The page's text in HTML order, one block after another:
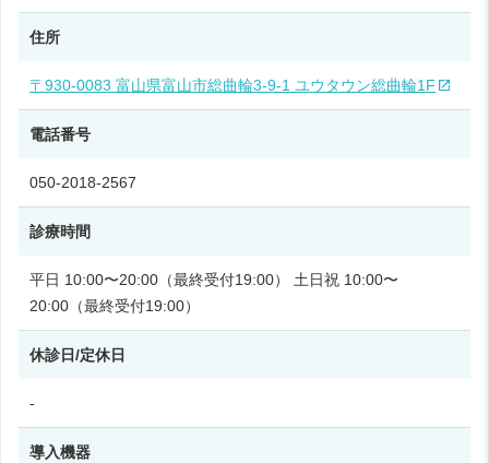
住所
〒930-0083 富山県富山市総曲輪3-9-1 ユウタウン総曲輪1F
電話番号
050-2018-2567
診療時間
平日 10:00〜20:00（最終受付19:00） 土日祝 10:00〜
20:00（最終受付19:00）
休診日/定休日
-
導入機器